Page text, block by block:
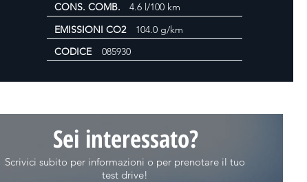
CONS. COMB.
4.6 l/100 km
EMISSIONI CO2
104.0 g/km
CODICE
085930
Sei interessato?
Scrivici subito per informazioni o per prenotare il tuo
test drive!